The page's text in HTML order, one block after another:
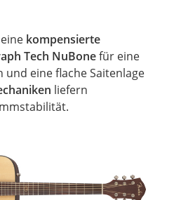
kompensierte
Tech NuBonefür eine
eine flache Saitenlage
liefern